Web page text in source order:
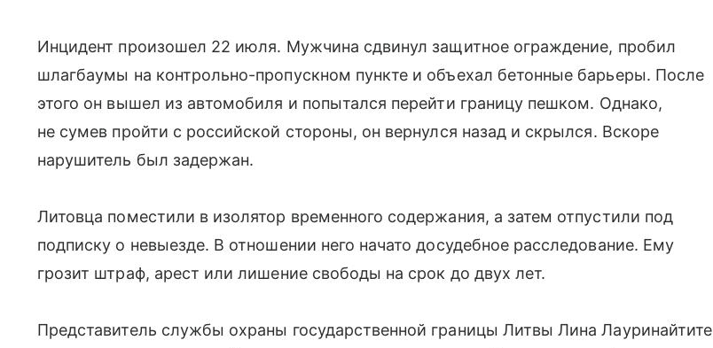
Инцидент произошел 22 июля. Мужчина сдвинул защитное ограждение, пробил
шлагбаумы на контрольно-пропускном пункте и объехал бетонные барьеры. После
этого он вышел из автомобиля и попытался перейти границу пешком. Однако,
не сумев пройти с российской стороны, он вернулся назад и скрылся. Вскоре
нарушитель был задержан.
Литовца поместили в изолятор временного содержания, а затем отпустили под
подписку о невыезде. В отношении него начато досудебное расследование. Ему
грозит штраф, арест или лишение свободы на срок до двух лет.
Представитель службы охраны государственной границы Литвы Лина Лауринайтите